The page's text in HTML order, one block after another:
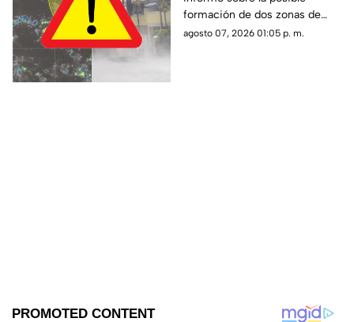
de baja presión con
potencial de desarrollo
formación de dos zonas de
baja presión con potencial de
agosto 07, 2026 01:05 p. m.